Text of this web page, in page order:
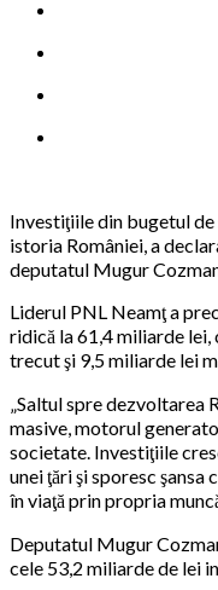
Investiţiile din bugetul
istoria României, a
deputatul Mugur
Liderul PNL Neamţ a
ridică la 61,4 miliarde lei,
trecut şi 9,5 miliarde lei
„Saltul spre dezvoltarea
masive, motorul
societate. Investiţiile
unei ţări şi sporesc şansa
în viaţă prin propria
Deputatul Mugur
cele 53,2 miliarde de lei